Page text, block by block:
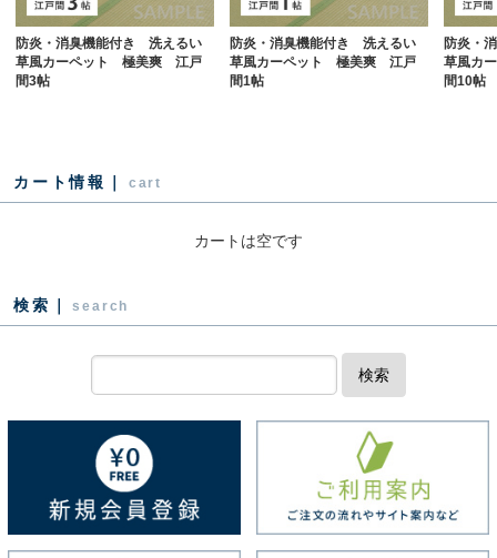
防炎・消臭機能付き 洗えるい
草風カーペット 極美爽 江戸
間3帖
防炎・消臭機能付き 洗えるい
草風カーペット 極美爽 江戸
間1帖
防炎・
草風カ
間10帖
カート情報｜ cart
カートは空です
検索｜ search
検索